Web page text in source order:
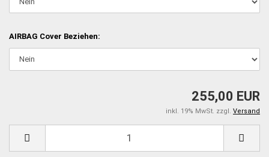
AIRBAG Cover Beziehen:
255,00 EUR
inkl. 19% MwSt. zzgl. Versand